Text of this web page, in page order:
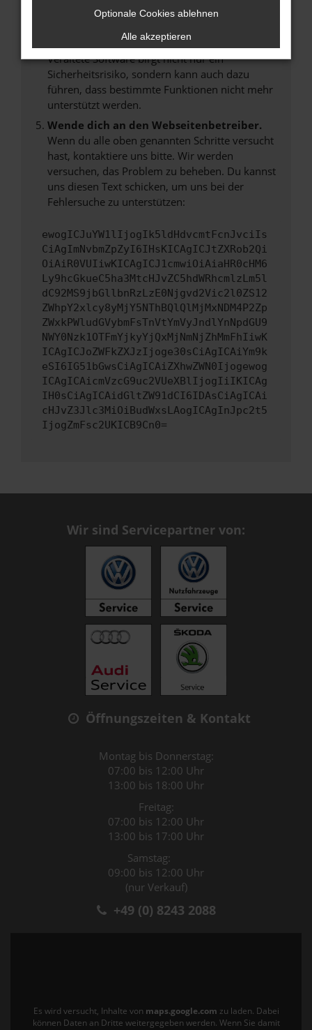
Stelle sicher, dass dein Browser und dein
Veraltete Software birgt nicht nur ein
Sicherheitsrisiko, sondern kann auch dazu
führen, dass bestimmte Funktionen nicht mehr
unterstützt werden.
Wende dich an den Webseitenbetreiber.
Wenn du alle oben genannten Schritte versucht
hast, kontaktiere uns bitte. Wir werden
versuchen, das Problem zu beheben. Du kannst
uns diesen Text schicken, um uns bei der
Fehlersuche zu unterstützen:
ewogICJuYW1lIjogIk5ldHdvcmtFcnJvciIs
CiAgImNvbmZpZyI6IHsKICAgICJtZXRob2Qi
OiAiR0VUIiwKICAgICJ1cmwiOiAiaHR0cHM6
Ly9hcGkueC5ha3MtcHJvZC5hdWRhcmlzLm5l
dC92MS9jbGllbnRzLzE0Njgvd2Vic2l0ZS12
ZWhpY2xlcy8yMjY5NThBQlQlMjMxNDM4P2Zp
ZWxkPWludGVybmFsTnVtYmVyJndlYnNpdGU9
NWY0Nzk1OTFmYjkyYjQxMjNmNjZhMmFhIiwK
ICAgICJoZWFkZXJzIjoge30sCiAgICAiYm9k
eSI6IG51bGwsCiAgICAiZXhwZWN0Ijogewog
ICAgICAicmVzcG9uc2VUeXBlIjogIiIKICAg
IH0sCiAgICAidGltZW91dCI6IDAsCiAgICAi
cHJvZ3Jlc3MiOiBudWxsLAogICAgInJpc2t5
IjogZmFsc2UKICB9Cn0=
Wir sind Servicepartner von:
Öffnungszeiten & Kontakt
Montag bis Donnerstag:
07:00 bis 12:00 Uhr
13:00 bis 18:00 Uhr
Freitag:
07:00 bis 12:00 Uhr
13:00 bis 17:00 Uhr
Samstag:
09:00 bis 12:00 Uhr
(nur Verkauf)
+49 (0) 8243 2088
Es wird versucht, Inhalte von maps.google.com zu laden. Dabei
können Daten an Dritte weitergegeben werden. Wenn Sie damit
Optionale Cookies ablehnen
Alle akzeptieren